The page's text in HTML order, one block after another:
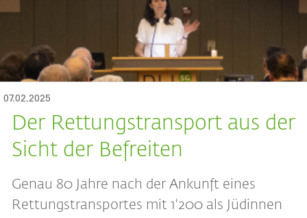
07.02.2025
Der Rettungstransport aus der
Sicht der Befreiten
Genau 80 Jahre nach der Ankunft eines
Rettungstransportes mit 1'200 als Jüdinnen